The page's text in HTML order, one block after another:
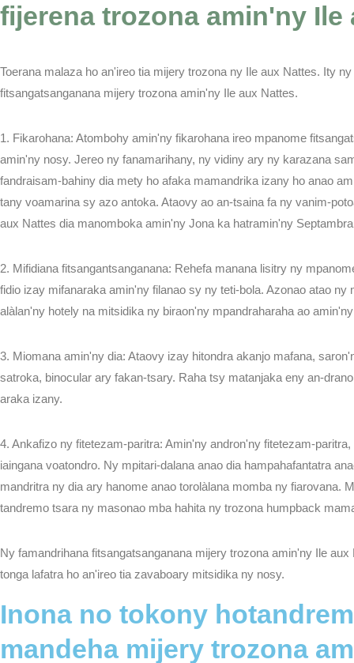
fijerena trozona amin'ny Ile
Toerana malaza ho an'ireo tia mijery trozona ny Ile aux Nattes. Ity
fitsangatsanganana mijery trozona amin'ny Ile aux Nattes.
1. Fikarohana: Atombohy amin'ny fikarohana ireo mpanome
amin'ny nosy. Jereo ny fanamarihany, ny vidiny ary ny karazana
fandraisam-bahiny dia mety ho afaka mamandrika izany ho anao
tany voamarina sy azo antoka. Ataovy ao an-tsaina fa ny vanim-
aux Nattes dia manomboka amin'ny Jona ka hatramin'ny
2. Mifidiana fitsangantsanganana: Rehefa manana lisitry ny
fidio izay mifanaraka amin'ny filanao sy ny teti-bola. Azonao atao ny
alàlan'ny hotely na mitsidika ny biraon'ny mpandraharaha ao
3. Miomana amin'ny dia: Ataovy izay hitondra akanjo mafana,
satroka, binocular ary fakan-tsary. Raha tsy matanjaka eny an-
araka izany.
4. Ankafizo ny fitetezam-paritra: Amin'ny andron'ny fitetezam-
iaingana voatondro. Ny mpitari-dalana anao dia hampahafantatra
mandritra ny dia ary hanome anao torolàlana momba ny fiarovana.
tandremo tsara ny masonao mba hahita ny trozona humpback
Ny famandrihana fitsangatsanganana mijery trozona amin'ny Ile
tonga lafatra ho an'ireo tia zavaboary mitsidika ny nosy.
Inona no tokony
mandeha mijery trozona